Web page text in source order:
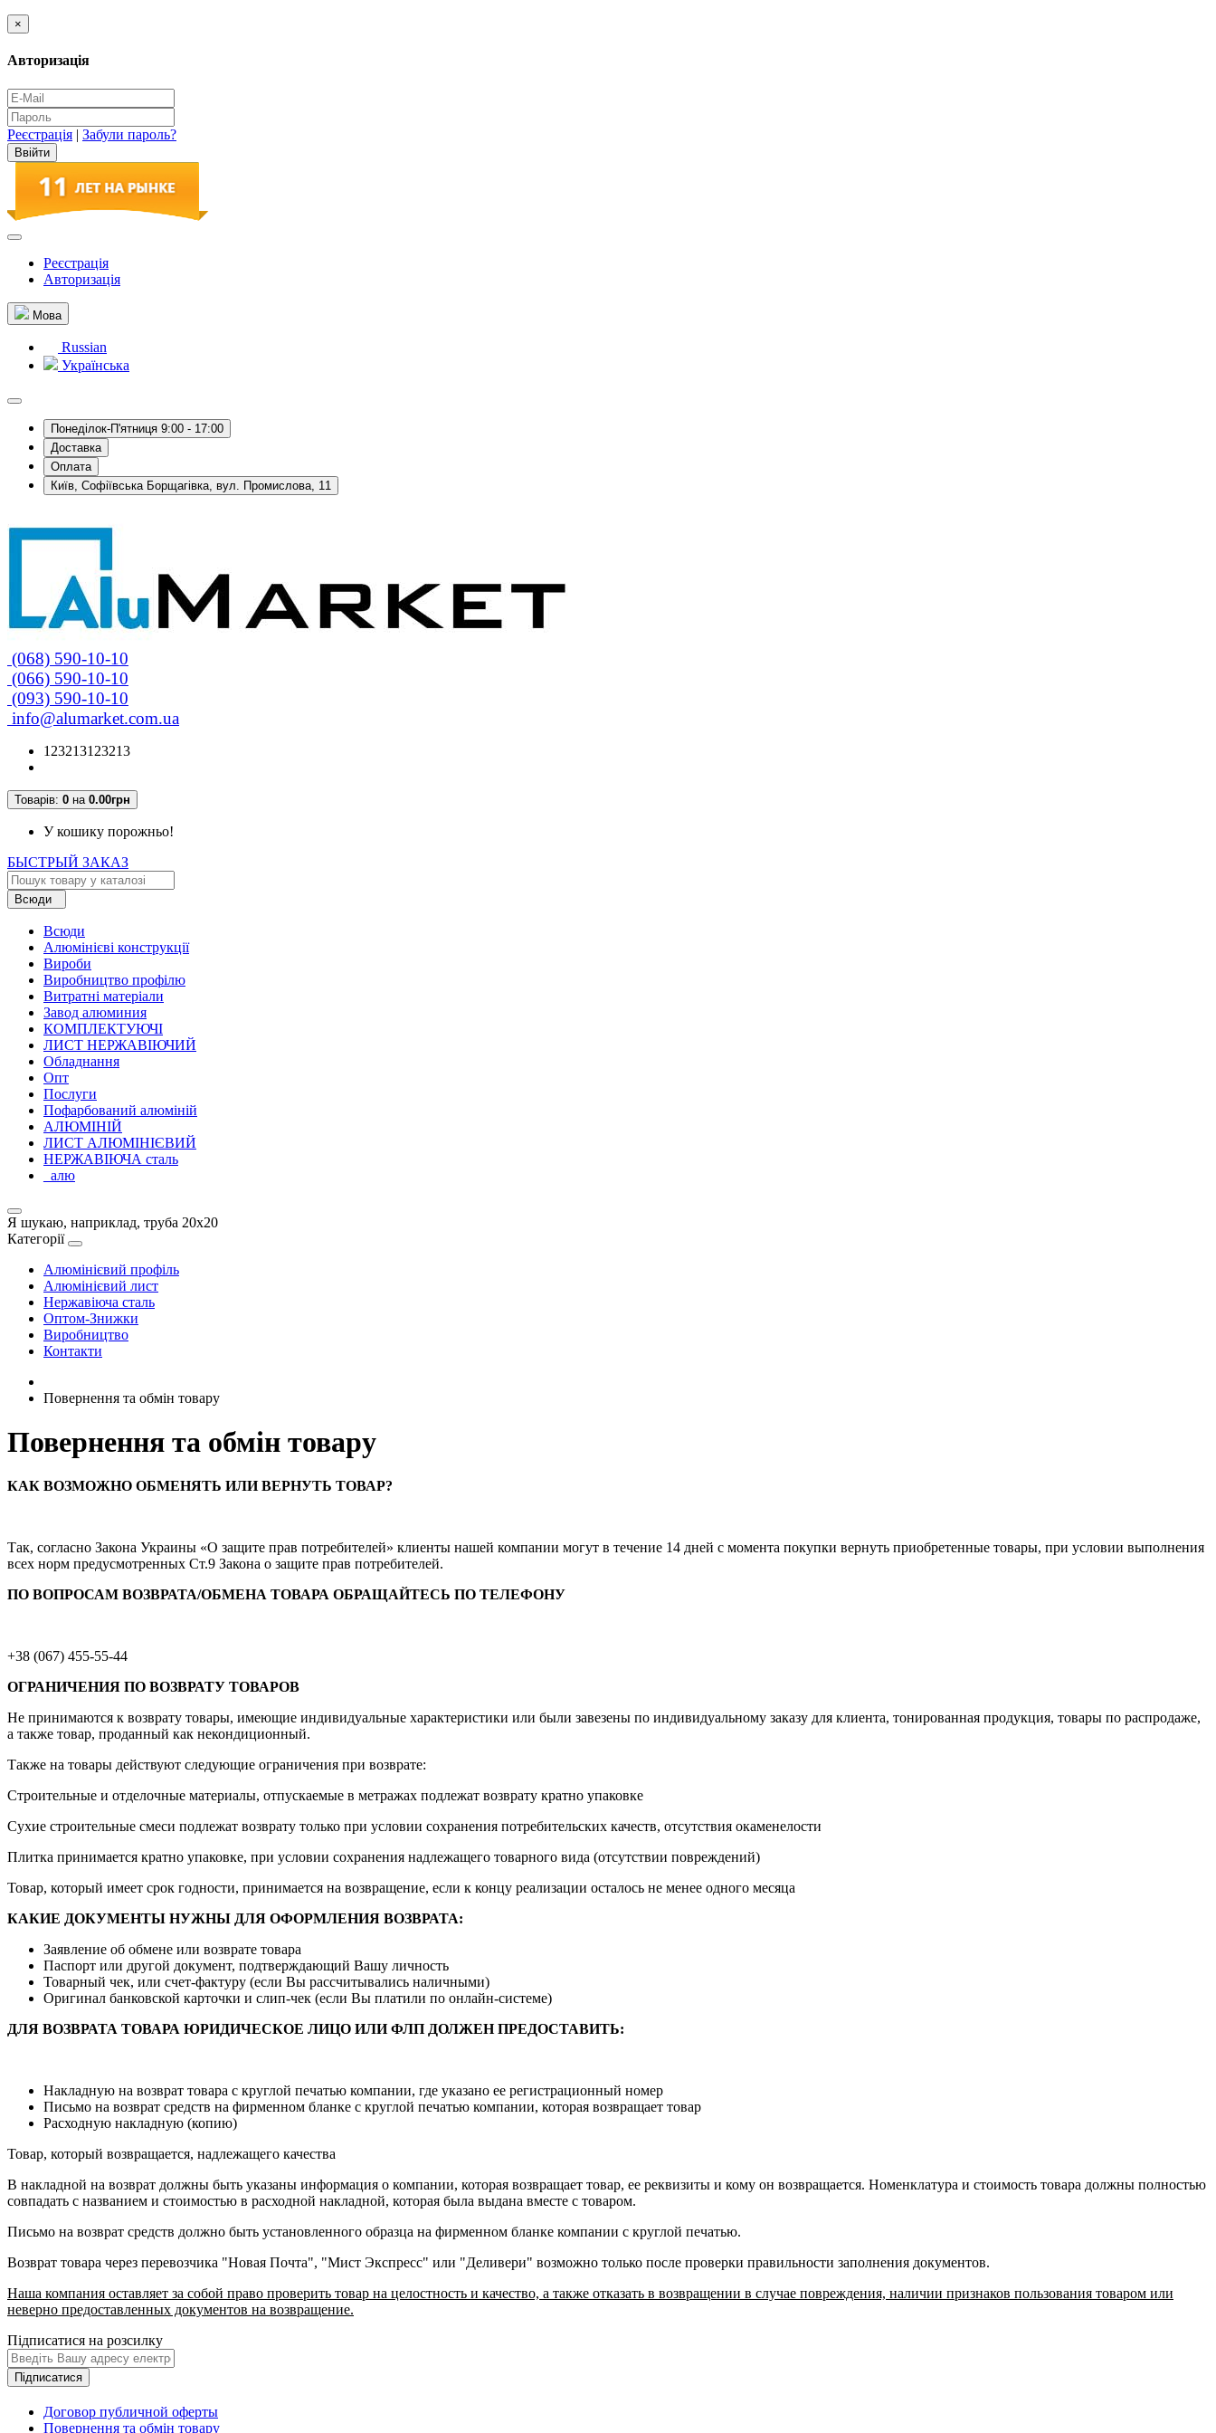
×
Авторизація
Реєстрація | Забули пароль?
Реєстрація
Авторизація
Мова
Russian
Українська
Понеділок-П'ятниця 9:00 - 17:00
Доставка
Оплата
Київ, Софіївська Борщагівка, вул. Промислова, 11
(068) 590-10-10
(066) 590-10-10
(093) 590-10-10
info@alumarket.com.ua
123213123213
Товарів: 0 на 0.00грн
У кошику порожньо!
БЫСТРЫЙ ЗАКАЗ
Всюди
Всюди
Алюмінієві конструкції
Вироби
Виробництво профілю
Витратні матеріали
Завод алюминия
КОМПЛЕКТУЮЧІ
ЛИСТ НЕРЖАВІЮЧИЙ
Обладнання
Опт
Послуги
Пофарбований алюміній
АЛЮМІНІЙ
ЛИСТ АЛЮМІНІЄВИЙ
НЕРЖАВІЮЧА сталь
_алю
Я шукаю, наприклад, труба 20х20
Категорії
Алюмінієвий профіль
Алюмінієвий лист
Нержавіюча сталь
Оптом-Знижки
Виробництво
Контакти
Повернення та обмін товару
Повернення та обмін товару
КАК ВОЗМОЖНО ОБМЕНЯТЬ ИЛИ ВЕРНУТЬ ТОВАР?
Так, согласно Закона Украины «О защите прав потребителей» клиенты нашей компании могут в течение 14 дней с момента покупки вернуть приобретенные товары, при условии выполнения
всех норм предусмотренных Ст.9 Закона о защите прав потребителей.
ПО ВОПРОСАМ ВОЗВРАТА/ОБМЕНА ТОВАРА ОБРАЩАЙТЕСЬ ПО ТЕЛЕФОНУ
+38 (067) 455-55-44
ОГРАНИЧЕНИЯ ПО ВОЗВРАТУ ТОВАРОВ
Не принимаются к возврату товары, имеющие индивидуальные характеристики или были завезены по индивидуальному заказу для клиента, тонированная продукция, товары по распродаже,
а также товар, проданный как некондиционный.
Также на товары действуют следующие ограничения при возврате:
Строительные и отделочные материалы, отпускаемые в метражах подлежат возврату кратно упаковке
Сухие строительные смеси подлежат возврату только при условии сохранения потребительских качеств, отсутствия окаменелости
Плитка принимается кратно упаковке, при условии сохранения надлежащего товарного вида (отсутствии повреждений)
Товар, который имеет срок годности, принимается на возвращение, если к концу реализации осталось не менее одного месяца
КАКИЕ ДОКУМЕНТЫ НУЖНЫ ДЛЯ ОФОРМЛЕНИЯ ВОЗВРАТА:
Заявление об обмене или возврате товара
Паспорт или другой документ, подтверждающий Вашу личность
Товарный чек, или счет-фактуру (если Вы рассчитывались наличными)
Оригинал банковской карточки и слип-чек (если Вы платили по онлайн-системе)
ДЛЯ ВОЗВРАТА ТОВАРА ЮРИДИЧЕСКОЕ ЛИЦО ИЛИ ФЛП ДОЛЖЕН ПРЕДОСТАВИТЬ:
Накладную на возврат товара с круглой печатью компании, где указано ее регистрационный номер
Письмо на возврат средств на фирменном бланке с круглой печатью компании, которая возвращает товар
Расходную накладную (копию)
Товар, который возвращается, надлежащего качества
В накладной на возврат должны быть указаны информация о компании, которая возвращает товар, ее реквизиты и кому он возвращается. Номенклатура и стоимость товара должны полностью
совпадать с названием и стоимостью в расходной накладной, которая была выдана вместе с товаром.
Письмо на возврат средств должно быть установленного образца на фирменном бланке компании с круглой печатью.
Возврат товара через перевозчика "Новая Почта", "Мист Экспресс" или "Деливери" возможно только после проверки правильности заполнения документов.
Наша компания оставляет за собой право проверить товар на целостность и качество, а также отказать в возвращении в случае повреждения, наличии признаков пользования товаром или
неверно предоставленных документов на возвращение.
Підписатися на розсилку
Підписатися
Договор публичной оферты
Повернення та обмін товару